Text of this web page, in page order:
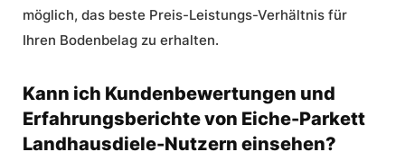
möglich, das beste Preis-Leistungs-Verhältnis für
Ihren Bodenbelag zu erhalten.
Kann ich Kundenbewertungen und
Erfahrungsberichte von Eiche-Parkett
Landhausdiele-Nutzern einsehen?